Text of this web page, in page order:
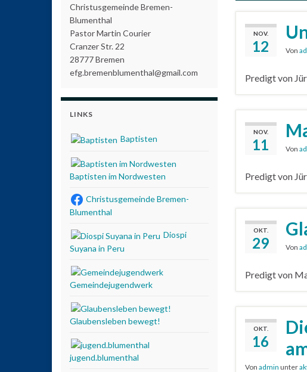
NOV.
12 Von
Predigt von
NOV.
11 Von
Predigt von
OKT.
29 Von
Predigt von
OKT.
16
Von admin unter
Christusgemeinde Bremen-
Blumenthal
Pastor Martin Courier
Cranzer Str. 22
28777 Bremen
efg.bremenblumenthal@gmail.com
LINKS
Baptisten
Baptisten im Nordwesten
Christusgemeinde Bremen-
Blumenthal
Diospi
Suyana in Peru
Gemeindejugendwerk
Glaubensleben bewegt!
jugend.blumenthal